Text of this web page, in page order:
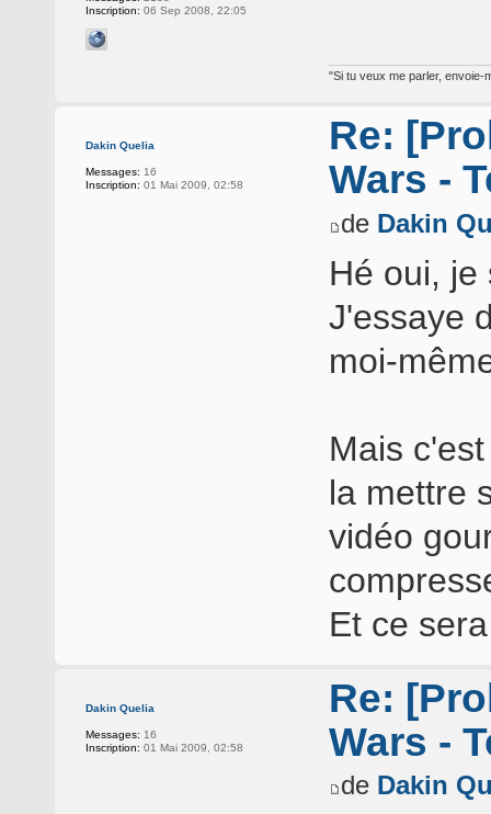
Inscription: 06 Sep 2008, 22:05
"Si tu veux me parler, envoie-
Dakin Quelia
Messages: 16
Inscription: 01 Mai 2009, 02:58
Re:
Wars -
de Dakin
Hé oui, je
J'essaye
moi-
Mais
la mettre
vidéo
Et ce
Dakin Quelia
Messages: 16
Inscription: 01 Mai 2009, 02:58
Re:
Wars -
de Dakin